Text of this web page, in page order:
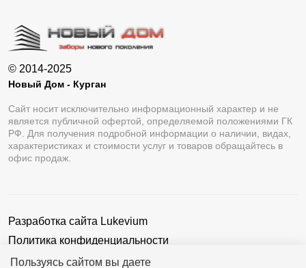
Пользуясь сайтом вы даете
© 2014-2025
Новый Дом - Курган
Сайт носит исключительно информационный характер и не
является публичной офертой, определяемой положениями ГК
РФ. Для получения подробной информации о наличии, видах,
характеристиках и стоимости услуг и товаров обращайтесь в
офис продаж.
Разработка сайта Lukevium
Политика конфиденциальности
Пользовательское соглашение